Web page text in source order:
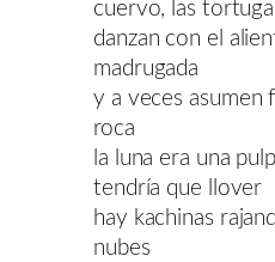
cuervo, las
danzan con el
madrugada
y a veces asumen
roca
la luna era una
tendría que llover
hay kachinas
nubes